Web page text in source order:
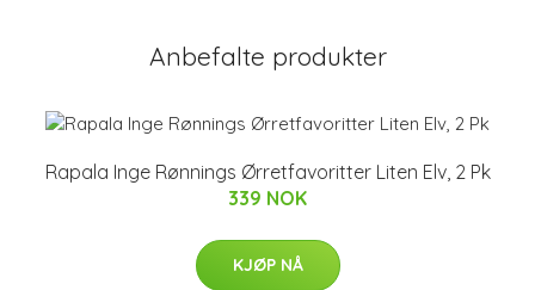
Anbefalte produkter
Rapala Inge Rønnings Ørretfavoritter Liten Elv, 2 Pk
339 NOK
KJØP NÅ